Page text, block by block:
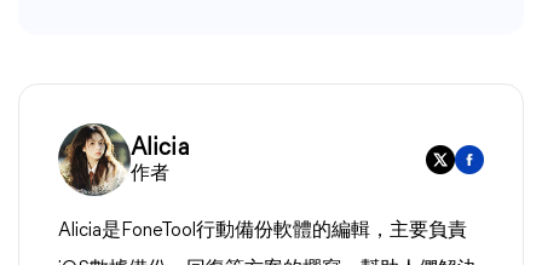
Alicia
作者
Alicia是FoneTool行動備份軟體的編輯，主要負責